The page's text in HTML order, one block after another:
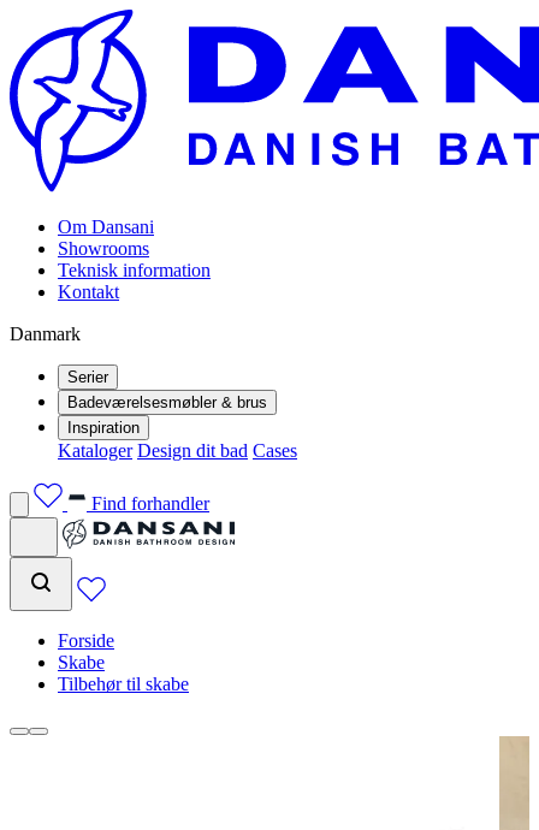
Om Dansani
Showrooms
Teknisk information
Kontakt
Danmark
Serier
Badeværelsesmøbler & brus
Inspiration
Kataloger Design dit bad Cases
Find forhandler
Forside
Skabe
Tilbehør til skabe